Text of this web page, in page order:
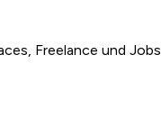
Freelance und Jobs.